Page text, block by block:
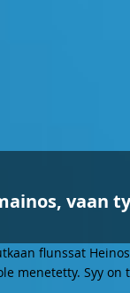
vaan
flunssat
menetetty. Syy on